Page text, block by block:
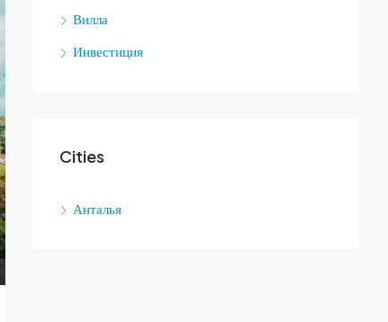
Вилла
Инвестиция
Cities
Анталья